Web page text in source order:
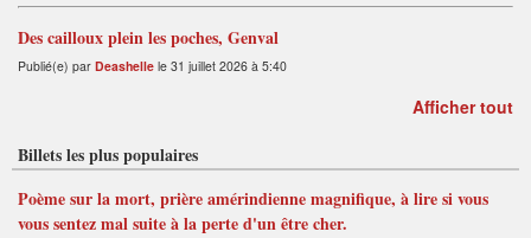
Des cailloux plein les poches, Genval
Publié(e) par Deashelle le 31 juillet 2026 à 5:40
Afficher tout
Billets les plus populaires
Poème sur la mort, prière amérindienne magnifique, à lire si vous
vous sentez mal suite à la perte d'un être cher.